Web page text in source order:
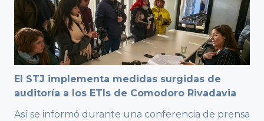
El STJ implementa medidas surgidas de
auditoría a los ETIs de Comodoro Rivadavia
Así se informó durante una conferencia de prensa